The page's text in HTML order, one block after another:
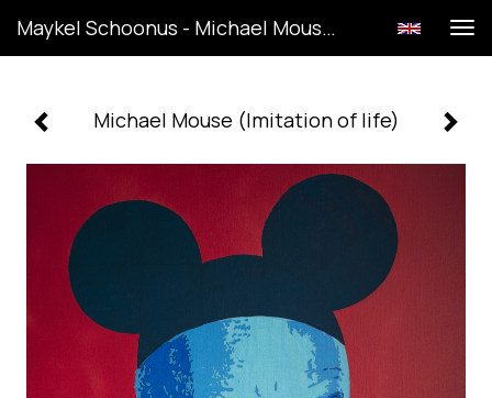
Maykel Schoonus - Michael Mouse (Imitation Of Life)
Michael Mouse (Imitation of life)